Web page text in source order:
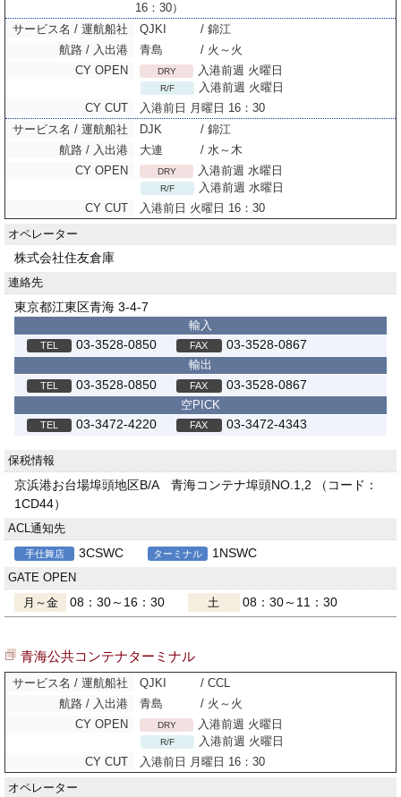
16：30）
QJKI
/ 錦江
青島
/ 火～火
DRY 入港前週 火曜日
R/F
入港前週 火曜日
入港前日 月曜日 16：30
DJK
/ 錦江
大連
/ 水～木
DRY 入港前週 水曜日
R/F
入港前週 水曜日
入港前日 火曜日 16：30
オペレーター
株式会社住友倉庫
連絡先
東京都江東区青海 3-4-7
輸入
03-3528-0850
03-3528-0867
輸出
03-3528-0850
03-3528-0867
空PICK
03-3472-4220
03-3472-4343
保税情報
京浜港お台場埠頭地区B/A 青海コンテナ埠頭NO.1,2 （コード：
1CD44）
ACL通知先
手仕舞店 3CSWC ターミナル 1NSWC
GATE OPEN
月～金
08：30～16：30 土 08：30～11：30
青海公共コンテナターミナル
QJKI
/ CCL
青島
/ 火～火
DRY 入港前週 火曜日
R/F
入港前週 火曜日
入港前日 月曜日 16：30
オペレーター